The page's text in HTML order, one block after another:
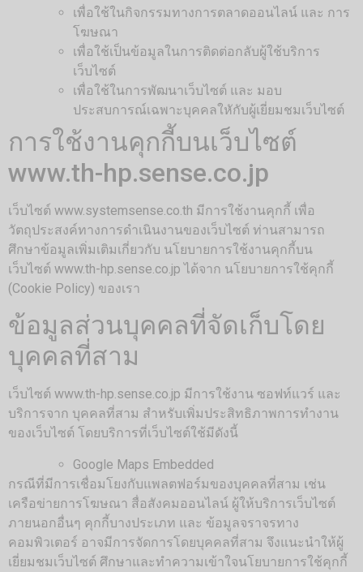
เพื่อใช้ในกิจกรรมทางการตลาดออนไลน์ และ การ
โฆษณา
เพื่อใช้เป็นข้อมูลในการติดต่อกลับผู้ใช้บริการ
เว็บไซต์
เพื่อใช้ในการพัฒนาเว็บไซต์ และ มอบ
ประสบการณ์เฉพาะบุคคลใหักับผู้เยี่ยมชมเว็บไซต์
การใช้งานคุกกี้บนเว็บไซต์
www.th-hp.sense.co.jp
เว็บไซต์ www.systemsense.co.th มีการใช้งานคุกกี้ เพื่อ
วัตถุประสงค์ทางการดำเนินงานของเว็บไซต์ ท่านสามารถ
ศึกษาข้อมูลเพิ่มเติมเกี่ยวกับ นโยบายการใช้งานคุกกี้บน
เว็บไซต์ www.th-hp.sense.co.jp ได้จาก นโยบายการใช้คุกกี้
(Cookie Policy) ของเรา
ข้อมูลส่วนบุคคลที่จัดเก็บโดย
บุคคลที่สาม
เว็บไซต์ www.th-hp.sense.co.jp มีการใช้งาน ซอฟท์แวร์ และ
บริการจาก บุคคลที่สาม สำหรับเพิ่มประสิทธิภาพการทำงาน
ของเว็บไซต์ โดยบริการที่เว็บไซต์ใช้มีดังนี้
Google Maps Embedded
กรณีที่มีการเชื่อมโยงกับแพลตฟอร์มของบุคคลที่สาม เช่น
เครือข่ายการโฆษณา สื่อสังคมออนไลน์ ผู้ให้บริการเว็บไซต์
ภายนอกอื่นๆ คุกกี้บางประเภท และ ข้อมูลจราจรทาง
คอมพิวเตอร์ อาจมีการจัดการโดยบุคคลที่สาม จึงแนะนำให้ผู้
เยี่ยมชมเว็บไซต์ ศึกษาและทำความเข้าใจนโยบายการใช้คุกกี้